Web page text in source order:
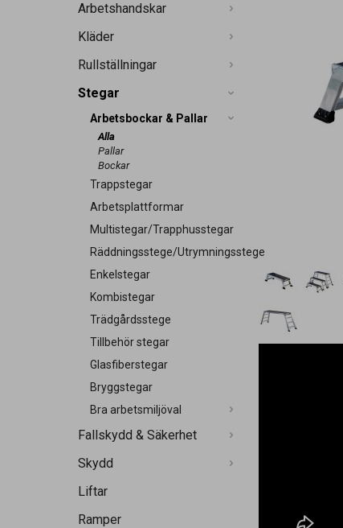
Arbetshandskar
Kläder
Rullställningar
Stegar
Arbetsbockar & Pallar
Alla
Pallar
Bockar
Trappstegar
Arbetsplattformar
Multistegar/Trapphusstegar
Räddningsstege/Utrymningsstege
Enkelstegar
Kombistegar
Trädgårdsstege
Tillbehör stegar
Glasfiberstegar
Bryggstegar
Bra arbetsmiljöval
Fallskydd & Säkerhet
Skydd
Liftar
Ramper